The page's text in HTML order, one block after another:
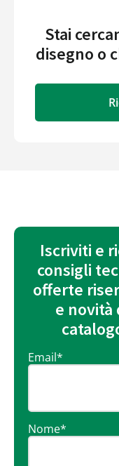
Stai
disegno o
Iscriviti e
consigli
offerte
e novità
Email*
Nome*